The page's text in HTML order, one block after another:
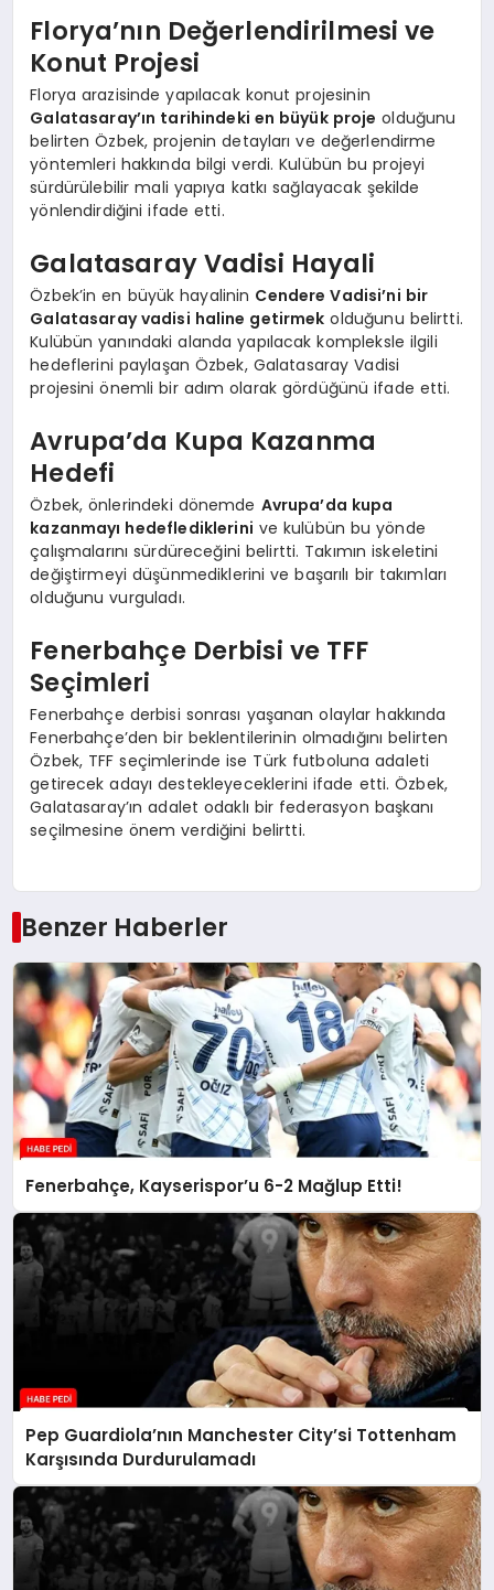
Florya’nın Değerlendirilmesi ve
Konut Projesi
Florya arazisinde yapılacak konut projesinin
Galatasaray’ın tarihindeki en büyük proje olduğunu
belirten Özbek, projenin detayları ve değerlendirme
yöntemleri hakkında bilgi verdi. Kulübün bu projeyi
sürdürülebilir mali yapıya katkı sağlayacak şekilde
yönlendirdiğini ifade etti.
Galatasaray Vadisi Hayali
Özbek’in en büyük hayalinin Cendere Vadisi’ni bir
Galatasaray vadisi haline getirmek olduğunu belirtti.
Kulübün yanındaki alanda yapılacak kompleksle ilgili
hedeflerini paylaşan Özbek, Galatasaray Vadisi
projesini önemli bir adım olarak gördüğünü ifade etti.
Avrupa’da Kupa Kazanma
Hedefi
Özbek, önlerindeki dönemde Avrupa’da kupa
kazanmayı hedeflediklerini ve kulübün bu yönde
çalışmalarını sürdüreceğini belirtti. Takımın iskeletini
değiştirmeyi düşünmediklerini ve başarılı bir takımları
olduğunu vurguladı.
Fenerbahçe Derbisi ve TFF
Seçimleri
Fenerbahçe derbisi sonrası yaşanan olaylar hakkında
Fenerbahçe’den bir beklentilerinin olmadığını belirten
Özbek, TFF seçimlerinde ise Türk futboluna adaleti
getirecek adayı destekleyeceklerini ifade etti. Özbek,
Galatasaray’ın adalet odaklı bir federasyon başkanı
seçilmesine önem verdiğini belirtti.
Benzer Haberler
Fenerbahçe, Kayserispor’u 6-2 Mağlup Etti!
Pep Guardiola’nın Manchester City’si Tottenham
Karşısında Durdurulamadı